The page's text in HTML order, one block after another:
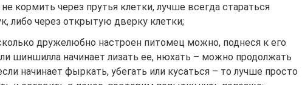
кормить через прутья клетки, лучше всегда стараться
либо через открытую дверку клетки;
дружелюбно настроен питомец можно, поднеся к его
шиншилла начинает лизать ее, нюхать – можно продолжать
начинает фыркать, убегать или кусаться – то лучше просто